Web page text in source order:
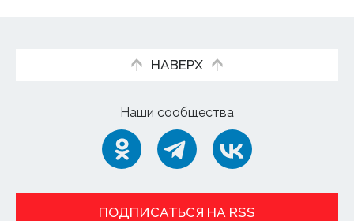
НАВЕРХ
Наши сообщества
ПОДПИСАТЬСЯ НА RSS